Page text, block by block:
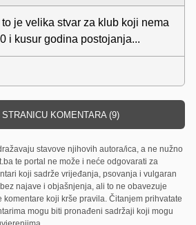
je velika stvar za klub koji nema
i kusur godina postojanja...
KOMENTARA (9)
stavove njihovih autora/ica, a ne nužno
te portal ne može i neće odgovarati za
koji sadrže vrijeđanja, psovanja i vulgaran
najave i objašnjenja, ali to ne obavezuje
komentare koji krše pravila. Čitanjem prihvatate
mogu biti pronađeni sadržaji koji mogu